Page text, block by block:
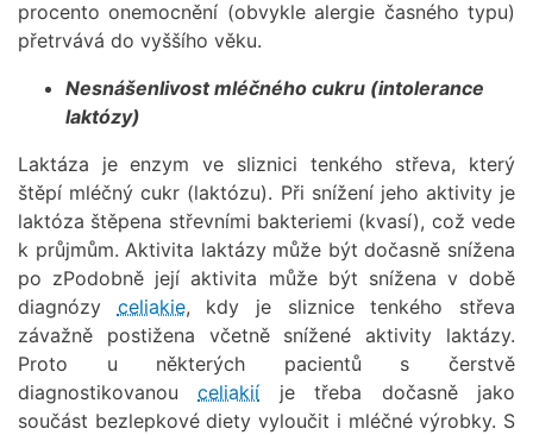
procento onemocnění (obvykle alergie časného typu)
přetrvává do vyššího věku.
Nesnášenlivost mléčného cukru (intolerance
laktózy)
Laktáza je enzym ve sliznici tenkého střeva, který
štěpí mléčný cukr (laktózu). Při snížení jeho aktivity je
laktóza štěpena střevními bakteriemi (kvasí), což vede
k průjmům. Aktivita laktázy může být dočasně snížena
po zPodobně její aktivita může být snížena v době
diagnózy celiakie, kdy je sliznice tenkého střeva
závažně postižena včetně snížené aktivity laktázy.
Proto u některých pacientů s čerstvě
diagnostikovanouceliakií je třeba dočasně jako
součást bezlepkové diety vyloučit i mléčné výrobky. S